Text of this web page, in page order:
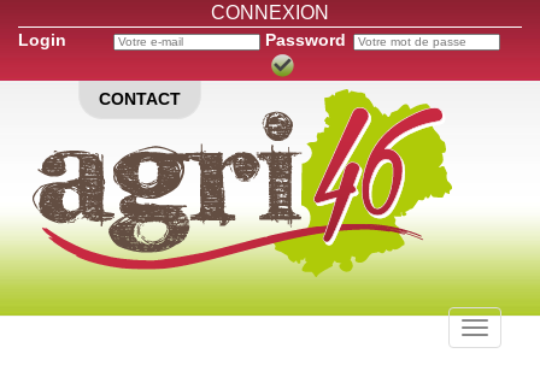
CONNEXION
Login Password
CONTACT
Toggle